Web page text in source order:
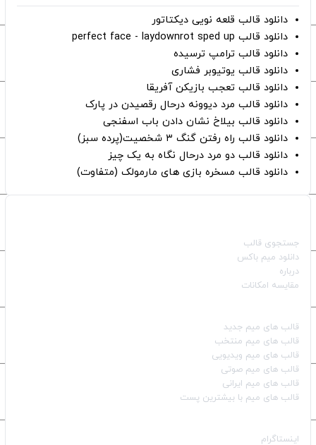
دانلود قالب قلعه نویی دیکتاتور
دانلود قالب perfect face - laydownrot sped up
دانلود قالب ترامپ ترسیده
دانلود قالب یوتیوبر فشاری
دانلود قالب تعجب بازیکن آفریقا
دانلود قالب مرد دیوونه درحال رقصیدن در پارک
دانلود قالب بیلاخ نشان دادن باب اسفنجی
دانلود قالب راه رفتن گنگ ۳ شخصیت(پرده سبز)
دانلود قالب دو مرد درحال نگاه به یک چیز
دانلود قالب مسخره بازی های مارمولک (متفاوت)
جستجوی قالب
دانلود میم باکس
درباره
مقایسه امکانات
قالب‌ های میم جدید
قالب‌ های میم منتخب
قالب‌ های میم ویدیویی
قالب‌ های میم صوتی
قالب‌ های میم ایرانی
قالب‌ های میم با بیشترین پست
اینستاگرام